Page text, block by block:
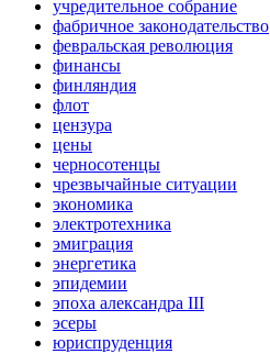
учредительное собрание
фабричное законодательство
февральская революция
финансы
финляндия
флот
цензура
цены
черносотенцы
чрезвычайные ситуации
экономика
электротехника
эмиграция
энергетика
эпидемии
эпоха александра III
эсеры
юриспруденция